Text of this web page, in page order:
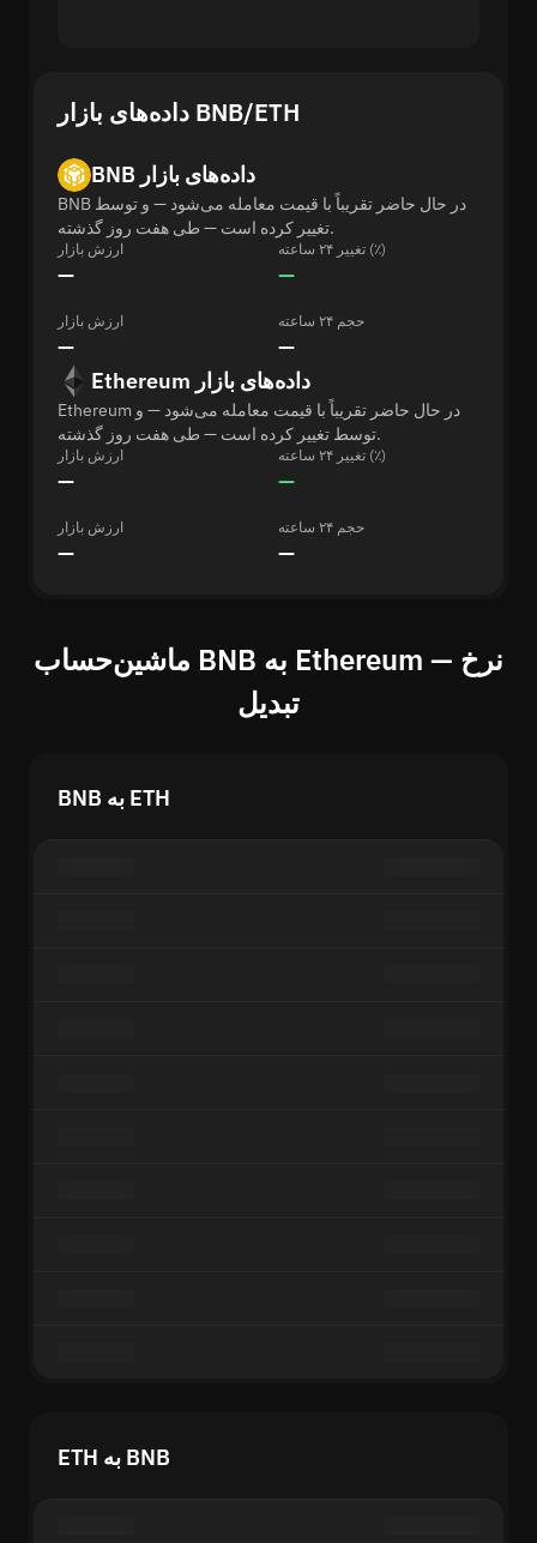
BNB داده‌های بازار
BNB در حال حاضر تقریباً با قیمت معامله می‌شود — و توسط
تغییر کرده است — طی هفت روز گذشته.
ارزش بازار
—
تغییر ۲۴ ساعته (٪)
—
ارزش بازار
—
حجم ۲۴ ساعته
—
Ethereum داده‌های بازار
Ethereum در حال حاضر تقریباً با قیمت معامله می‌شود — و
توسط تغییر کرده است — طی هفت روز گذشته.
ارزش بازار
—
تغییر ۲۴ ساعته (٪)
—
ارزش بازار
—
حجم ۲۴ ساعته
—
ماشین‌حساب BNB به Ethereum — نرخ
تبدیل
BNB به ETH
ETH به BNB